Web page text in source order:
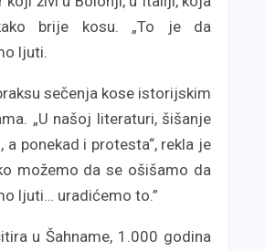
brije kosu. „To je da
ljuti.
sečenja kose istorijskim
„U našoj literaturi, šišanje
a ponekad i protesta“, rekla je
možemo da se ošišamo da
ljuti… uradićemo to.”
u Šahname, 1.000 godina